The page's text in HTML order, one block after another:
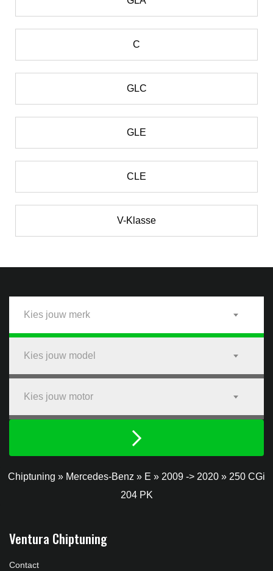
C
GLC
GLE
CLE
V-Klasse
Kies jouw merk
Kies jouw model
Kies jouw motor
Chiptuning » Mercedes-Benz » E » 2009 -> 2020 » 250 CGi
204 PK
Ventura Chiptuning
Contact